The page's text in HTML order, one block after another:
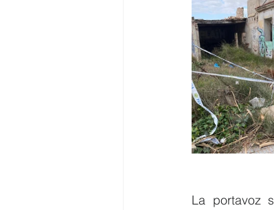
Costa y Playas
La portavoz